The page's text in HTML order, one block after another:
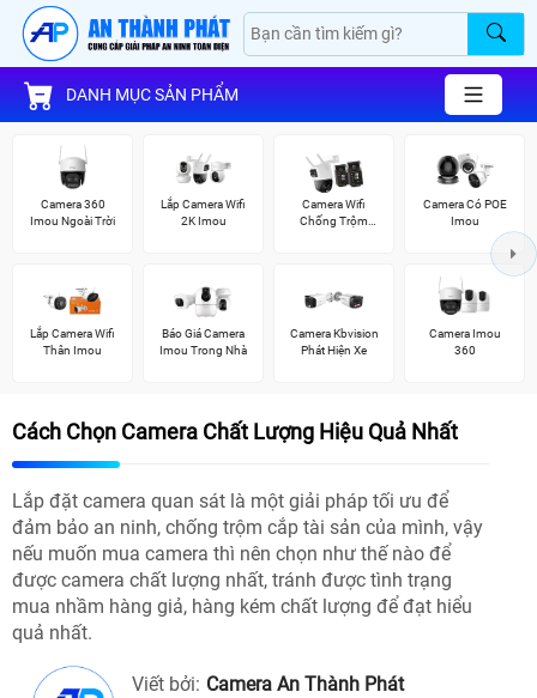
DANH MỤC SẢN PHẨM
Camera 360
Imou Ngoài Trời
Lắp Camera Wifi
2K Imou
Camera Wifi
Chống Trộm
Camera Có POE
Imou
Lắp Camera Wifi
Thân Imou
Báo Giá Camera
Imou Trong Nhà
Camera Kbvision
Phát Hiện Xe
Camera Imou
360
Cách Chọn Camera Chất Lượng Hiệu Quả Nhất
Lắp đặt camera quan sát là một giải pháp tối ưu để
đảm bảo an ninh, chống trộm cắp tài sản của mình, vậy
nếu muốn mua camera thì nên chọn như thế nào để
được camera chất lượng nhất, tránh được tình trạng
mua nhầm hàng giả, hàng kém chất lượng để đạt hiểu
quả nhất.
Viết bởi: Camera An Thành Phát